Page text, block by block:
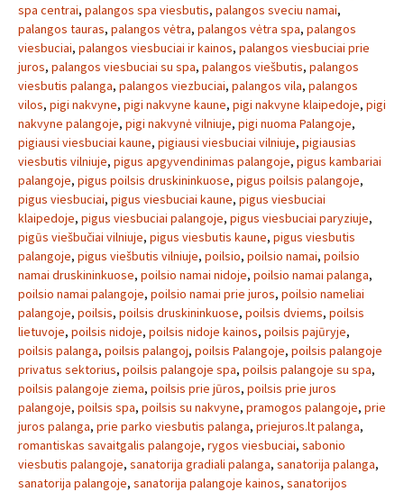
spa centrai, palangos spa viesbutis, palangos sveciu namai,
palangos tauras, palangos vėtra, palangos vėtra spa, palangos
viesbuciai, palangos viesbuciai ir kainos, palangos viesbuciai prie
juros, palangos viesbuciai su spa, palangos viešbutis, palangos
viesbutis palanga, palangos viezbuciai, palangos vila, palangos
vilos, pigi nakvyne, pigi nakvyne kaune, pigi nakvyne klaipedoje, pigi
nakvyne palangoje, pigi nakvynė vilniuje, pigi nuoma Palangoje,
pigiausi viesbuciai kaune, pigiausi viesbuciai vilniuje, pigiausias
viesbutis vilniuje, pigus apgyvendinimas palangoje, pigus kambariai
palangoje, pigus poilsis druskininkuose, pigus poilsis palangoje,
pigus viesbuciai, pigus viesbuciai kaune, pigus viesbuciai
klaipedoje, pigus viesbuciai palangoje, pigus viesbuciai paryziuje,
pigūs viešbučiai vilniuje, pigus viesbutis kaune, pigus viesbutis
palangoje, pigus viešbutis vilniuje, poilsio, poilsio namai, poilsio
namai druskininkuose, poilsio namai nidoje, poilsio namai palanga,
poilsio namai palangoje, poilsio namai prie juros, poilsio nameliai
palangoje, poilsis, poilsis druskininkuose, poilsis dviems, poilsis
lietuvoje, poilsis nidoje, poilsis nidoje kainos, poilsis pajūryje,
poilsis palanga, poilsis palangoj, poilsis Palangoje, poilsis palangoje
privatus sektorius, poilsis palangoje spa, poilsis palangoje su spa,
poilsis palangoje ziema, poilsis prie jūros, poilsis prie juros
palangoje, poilsis spa, poilsis su nakvyne, pramogos palangoje, prie
juros palanga, prie parko viesbutis palanga, priejuros.lt palanga,
romantiskas savaitgalis palangoje, rygos viesbuciai, sabonio
viesbutis palangoje, sanatorija gradiali palanga, sanatorija palanga,
sanatorija palangoje, sanatorija palangoje kainos, sanatorijos